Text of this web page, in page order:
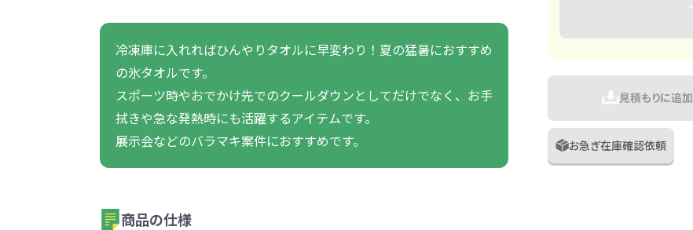
スマホに役立つノベルティグッ
ズ
除菌・感染対策グッズ
冷凍庫に入れればひんやりタオルに早変わり！夏の猛暑におすすめ
の氷タオルです。
スポーツ時やおでかけ先でのクールダウンとしてだけでなく、お手
拭きや急な発熱時にも活躍するアイテムです。
展示会などのバラマキ案件におすすめです。
商品の仕様
見積もりに追加
お急ぎ在庫確認依頼